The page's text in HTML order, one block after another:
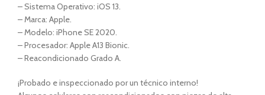
– Sistema Operativo: iOS 13.
– Marca: Apple.
– Modelo: iPhone SE 2020.
– Procesador: Apple A13 Bionic.
– Reacondicionado Grado A.
¡Probado e inspeccionado por un técnico interno!